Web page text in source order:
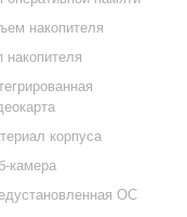
накопителя
накопителя
корпуса
камера
ОС